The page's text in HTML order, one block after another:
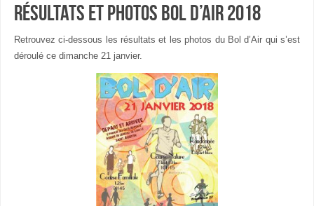
Résultats et photos bol d’air 2018
Retrouvez ci-dessous les résultats et les photos du Bol d’Air qui s’est
déroulé ce dimanche 21 janvier.